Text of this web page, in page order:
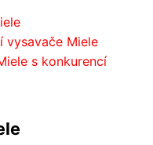
vysavače Miele
s konkurencí